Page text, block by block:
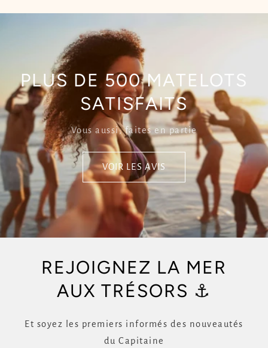
PLUS DE 500 MATELOTS
SATISFAITS
Vous aussi, faites en partie
VOIR LES AVIS
REJOIGNEZ LA MER
AUX TRÉSORS ⚓
Et soyez les premiers informés des nouveautés
du Capitaine